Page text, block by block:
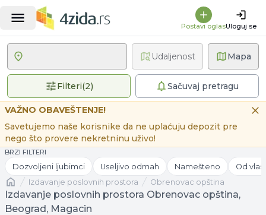
Postavi oglasUloguj se
Mapa
Filteri(2)2 primenjena filteraSačuvaj pretragu
Udaljenost
VAŽNO OBAVEŠTENJE!
Savetujemo naše korisnike da ne uplaćuju depozit pre
nego što provere nekretninu uživo!
BRZI FILTERI
Dozvoljeni ljubimci Useljivo odmah Namešteno Od
Naslovnaizdavanje poslovnih prostora Obrenovac opština
Izdavanje poslovnih prostora Obrenovac opština,
Beograd, Magacin